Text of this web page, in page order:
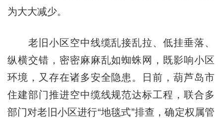
为大大减少。
老旧小区空中线缆乱接乱拉、低挂垂落、
纵横交错，密密麻麻乱如蜘蛛网，既影响小区
环境，又存在诸多安全隐患。日前，葫芦岛市
住建部门推进空中缆线规范达标工程，联合多
部门对老旧小区进行“地毯式”排查，确定权属管